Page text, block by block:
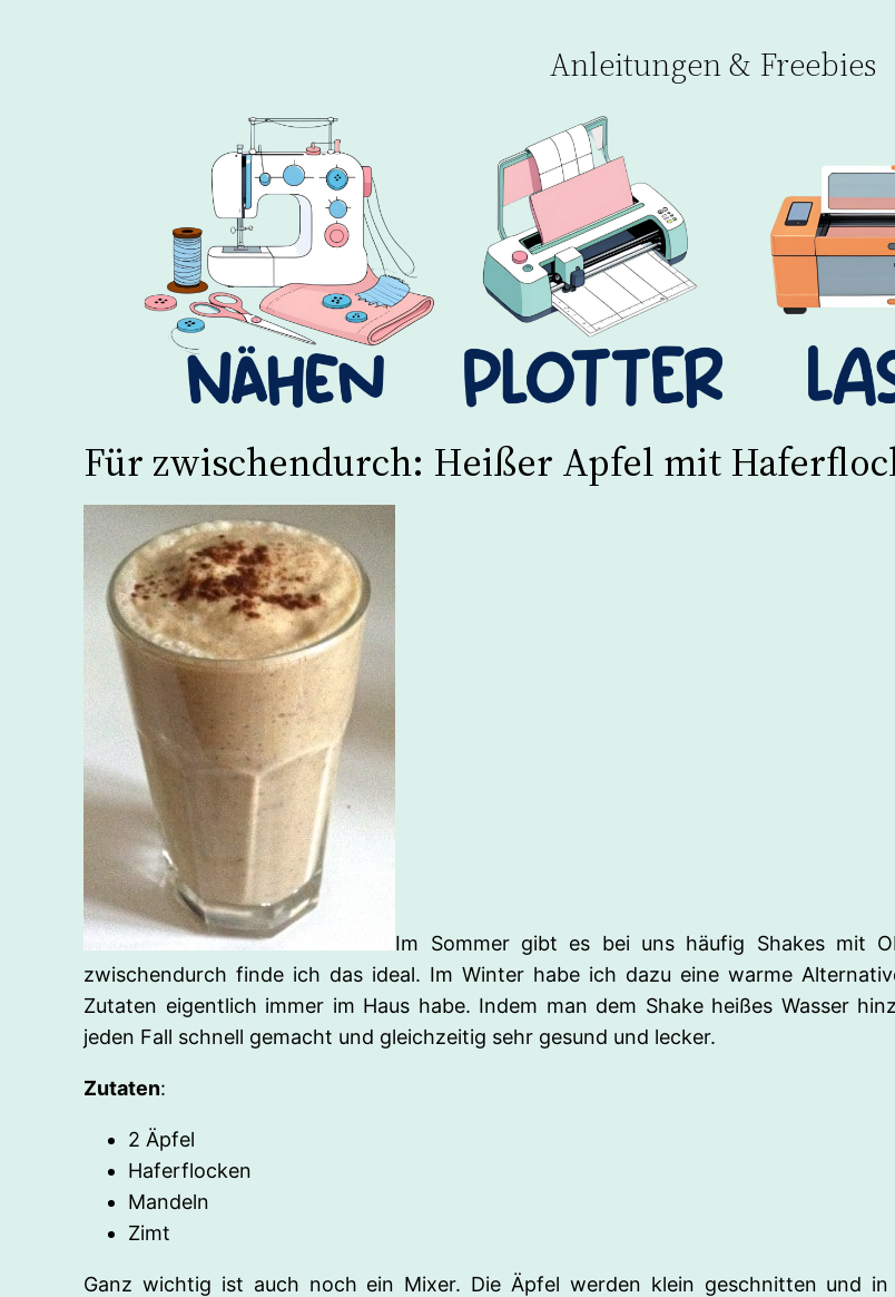
Anleitungen & Freebies
Für zwischendurch: Heißer Apfel mit
Im Sommer gibt es bei uns häufig Shakes mit
zwischendurch finde ich das ideal. Im Winter habe ich dazu eine warme
Zutaten eigentlich immer im Haus habe. Indem man dem Shake heißes Wasser
jeden Fall schnell gemacht und gleichzeitig sehr gesund und lecker.
Zutaten:
2 Äpfel
Haferflocken
Mandeln
Zimt
Ganz wichtig ist auch noch ein Mixer. Die Äpfel werden klein geschnitten und